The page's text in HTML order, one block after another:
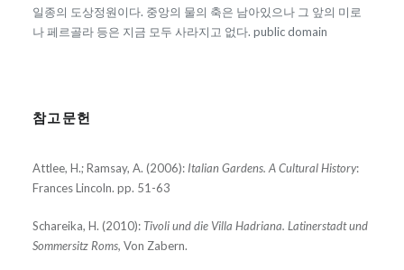
일종의 도상정원이다. 중앙의 물의 축은 남아있으나 그 앞의 미로
나 페르골라 등은 지금 모두 사라지고 없다. public domain
참고문헌
Attlee, H.; Ramsay, A. (2006):Italian Gardens. A Cultural History:
Frances Lincoln. pp. 51-63
Schareika, H. (2010): Tivoli und die Villa Hadriana. Latinerstadt und
Sommersitz Roms, Von Zabern.